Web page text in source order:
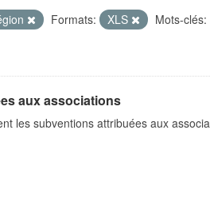
Formats: XLS
Mots-clés:
aux associations
les subventions attribuées aux